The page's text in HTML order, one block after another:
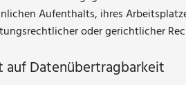
Aufenthalts, ihres
oder gerichtlicher
auf Datenübertragbarkeit